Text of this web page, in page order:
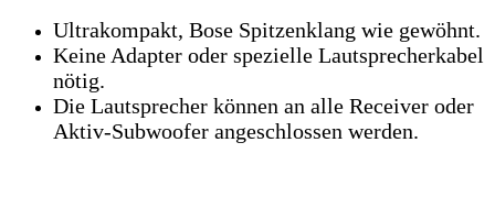
Ultrakompakt, Bose Spitzenklang wie gewöhnt.
Keine Adapter oder spezielle Lautsprecherkabel
nötig.
Die Lautsprecher können an alle Receiver oder
Aktiv-Subwoofer angeschlossen werden.